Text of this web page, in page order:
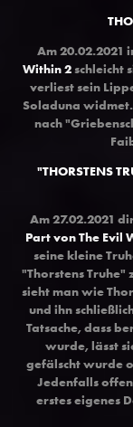
Am 20.02.2021
Within 2schleicht
verliest sein
Soladuna
nach
"THORSTENS
Am 27.02.2021
Part von The Evil
seine kleine
"Thorstens Truhe"
sieht man wie
und ihn
Tatsache, dass
wurde, lässt
gefälscht wurde
Jedenfalls
erstes eigenes